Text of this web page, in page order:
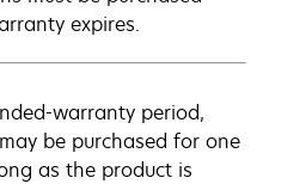
expires.
warranty period,
be purchased for one
as the product is